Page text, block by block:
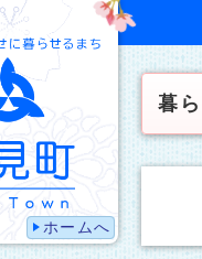
ホームへ
暮